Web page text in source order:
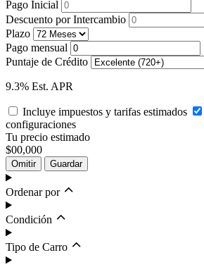
Pago Inicial
Descuento por Intercambio
Plazo
Pago mensual
Puntaje de Crédito
9.3% Est. APR
Incluye impuestos y tarifas estimados
configuraciones
Tu precio estimado
$00,000
Omitir Guardar
Ordenar por
Condición
Tipo de Carro